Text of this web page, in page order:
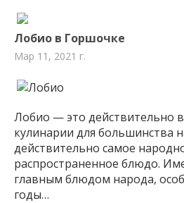
Лобио в Горшочке
Мар 11, 2021 г.
Лобио — это действительно
кулинарии для большинства
действительно самое
распространенное блюдо.
главным блюдом народа,
годы…